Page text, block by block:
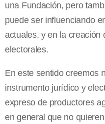
una Fundación, pero
puede ser influenciando
actuales, y en la creación
electorales.
En este sentido creemos
instrumento jurídico y
expreso de productores
en general que no